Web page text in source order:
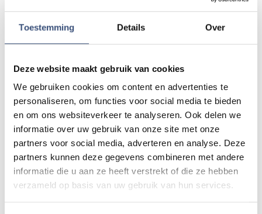
Toestemming Details Over
Deze website maakt gebruik van cookies
We gebruiken cookies om content en advertenties te
personaliseren, om functies voor social media te bieden
en om ons websiteverkeer te analyseren. Ook delen we
informatie over uw gebruik van onze site met onze
partners voor social media, adverteren en analyse. Deze
partners kunnen deze gegevens combineren met andere
informatie die u aan ze heeft verstrekt of die ze hebben
verzameld op basis van uw gebruik van hun services.
DI
11
AUG.
Magic Summer show met Steven Kazàn
12
AUG.
Ouddorp
📍Ouddorp🕐10:00
13
AUG.
Hippie Beach Day markt bij Houten Kaap
📍Ouddorp🕐 12:00